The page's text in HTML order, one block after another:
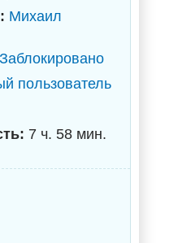
Михаил
Заблокировано
пользователь
7 ч. 58 мин.